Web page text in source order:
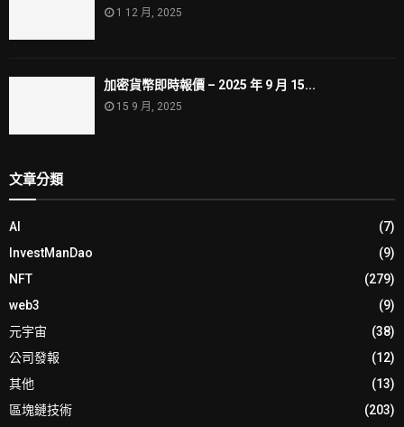
1 12 月, 2025
加密貨幣即時報價 – 2025 年 9 月 15...
15 9 月, 2025
文章分類
AI
(7)
InvestManDao
(9)
NFT
(279)
web3
(9)
元宇宙
(38)
公司發報
(12)
其他
(13)
區塊鏈技術
(203)